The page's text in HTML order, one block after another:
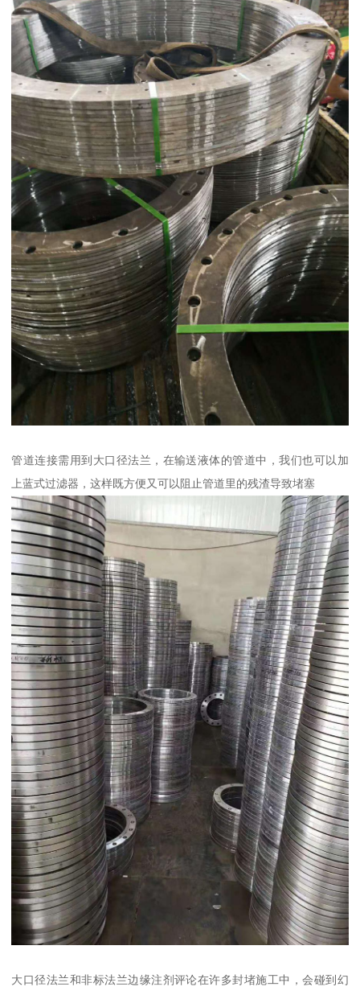
管道连接需用到大口径法兰，在输送液体的管道中，我们也可以加
上蓝式过滤器，这样既方便又可以阻止管道里的残渣导致堵塞
大口径法兰和非标法兰边缘注剂评论在许多封堵施工中，会碰到幻